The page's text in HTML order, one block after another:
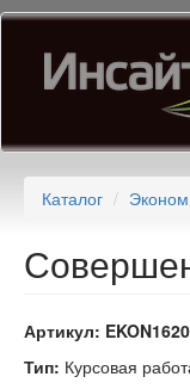
Перейти
основному
содержанию
Каталог
Артикул:
Тип: Курсовая